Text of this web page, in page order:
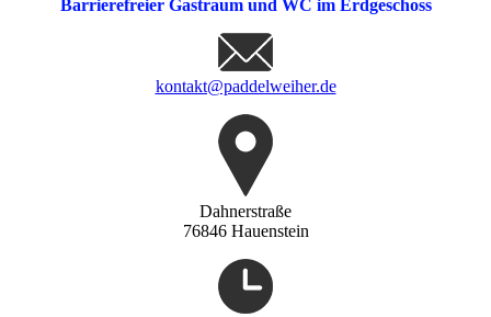
Barrierefreier Gastraum und WC im Erdgeschoss
kontakt@paddelweiher.de
Dahnerstraße
76846 Hauenstein